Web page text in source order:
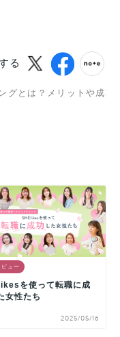
る
グとは？メリットや成功
ュー
を使って転職に成
女性たち
2025/05/16